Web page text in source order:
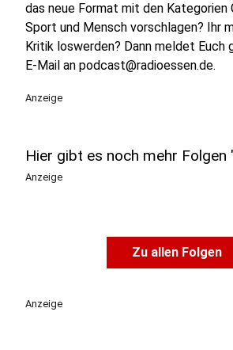
das neue Format mit den Kategorien
Sport und Mensch vorschlagen? Ihr
Kritik loswerden? Dann meldet Euch
E-Mail an podcast@radioessen.de.
Anzeige
Hier gibt es noch mehr Folgen
Anzeige
Zu allen Folgen
Anzeige